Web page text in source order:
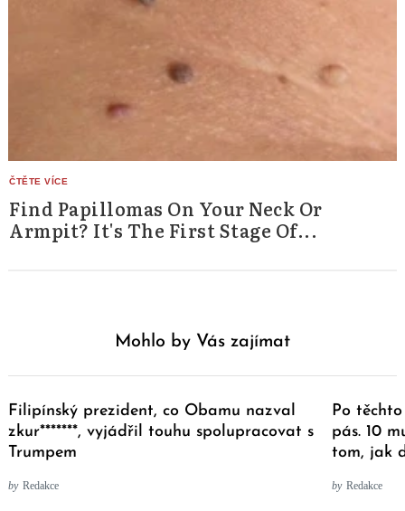
Find Papillomas On Your Neck Or
Armpit? It's The First Stage Of...
Mohlo by Vás zajímat
Filipínský prezident, co Obamu nazval
zkur*******, vyjádřil touhu spolupracovat s
Trumpem
by Redakce
Po
pás. 10
tom, jak
by Redakce